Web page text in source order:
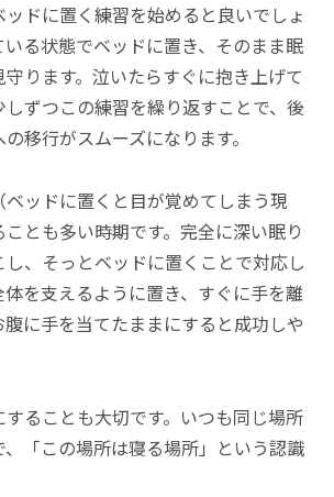
ドに置く練習を始めると良いでしょ
いる状態でベッドに置き、そのまま眠
守ります。泣いたらすぐに抱き上げて
ずつこの練習を繰り返すことで、後
移行がスムーズになります。
ッドに置くと目が覚めてしまう現
とも多い時期です。完全に深い眠り
、そっとベッドに置くことで対応し
体を支えるように置き、すぐに手を離
に手を当てたままにすると成功しや
ることも大切です。いつも同じ場所
「この場所は寝る場所」という認識